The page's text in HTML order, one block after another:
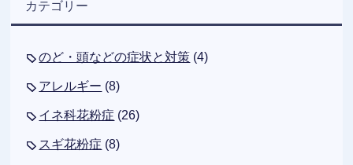
カテゴリー
のど・頭などの症状と対策 (4)
アレルギー (8)
イネ科花粉症 (26)
スギ花粉症 (8)